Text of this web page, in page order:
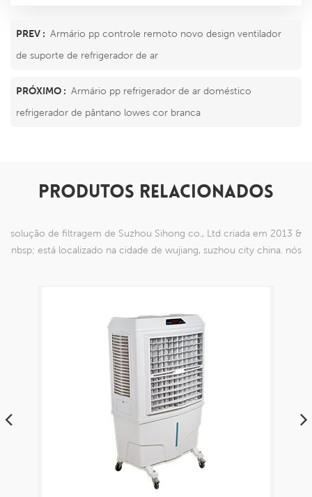
PREV : Armário pp controle remoto novo design ventilador
de suporte de refrigerador de ar
PRÓXIMO : Armário pp refrigerador de ar doméstico
refrigerador de pântano lowes cor branca
PRODUTOS RELACIONADOS
solução de filtragem de Suzhou Sihong co., Ltd criada em 2013 &
nbsp; está localizado na cidade de wujiang, suzhou city china. nós